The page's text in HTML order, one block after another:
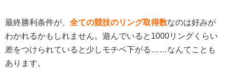
最終勝利条件が、 全ての競技のリング取得数なのは好みが
わかれるかもしれません。遊んでいると1000リングくらい
差をつけられていると少しモチベ下がる……なんてことも
あります。